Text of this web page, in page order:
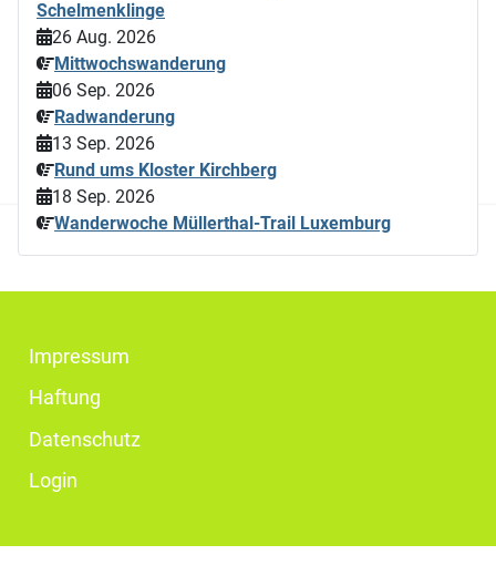
Schelmenklinge
26 Aug. 2026
Mittwochswanderung
06 Sep. 2026
Radwanderung
13 Sep. 2026
Rund ums Kloster Kirchberg
18 Sep. 2026
Wanderwoche Müllerthal-Trail Luxemburg
Impressum
Haftung
Datenschutz
Login